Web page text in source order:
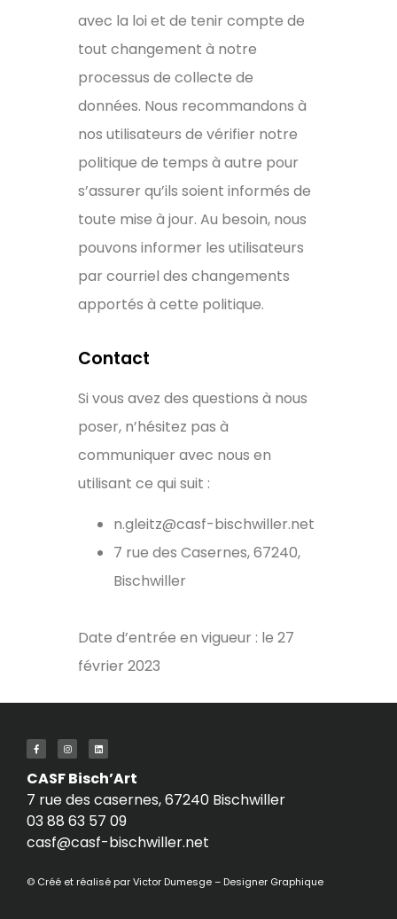
avec la loi et de tenir compte de
tout changement à notre
processus de collecte de
données. Nous recommandons à
nos utilisateurs de vérifier notre
politique de temps à autre pour
s’assurer qu’ils soient informés de
toute mise à jour. Au besoin, nous
pouvons informer les utilisateurs
par courriel des changements
apportés à cette politique.
Contact
Si vous avez des questions à nous
poser, n’hésitez pas à
communiquer avec nous en
utilisant ce qui suit :
n.gleitz@casf-bischwiller.net
7 rue des Casernes, 67240,
Bischwiller
Date d’entrée en vigueur : le 27
février 2023
CASF Bisch’Art
7 rue des casernes, 67240 Bischwiller
03 88 63 57 09
casf@casf-bischwiller.net
© Créé et réalisé parVictor Dumesge – Designer Graphique